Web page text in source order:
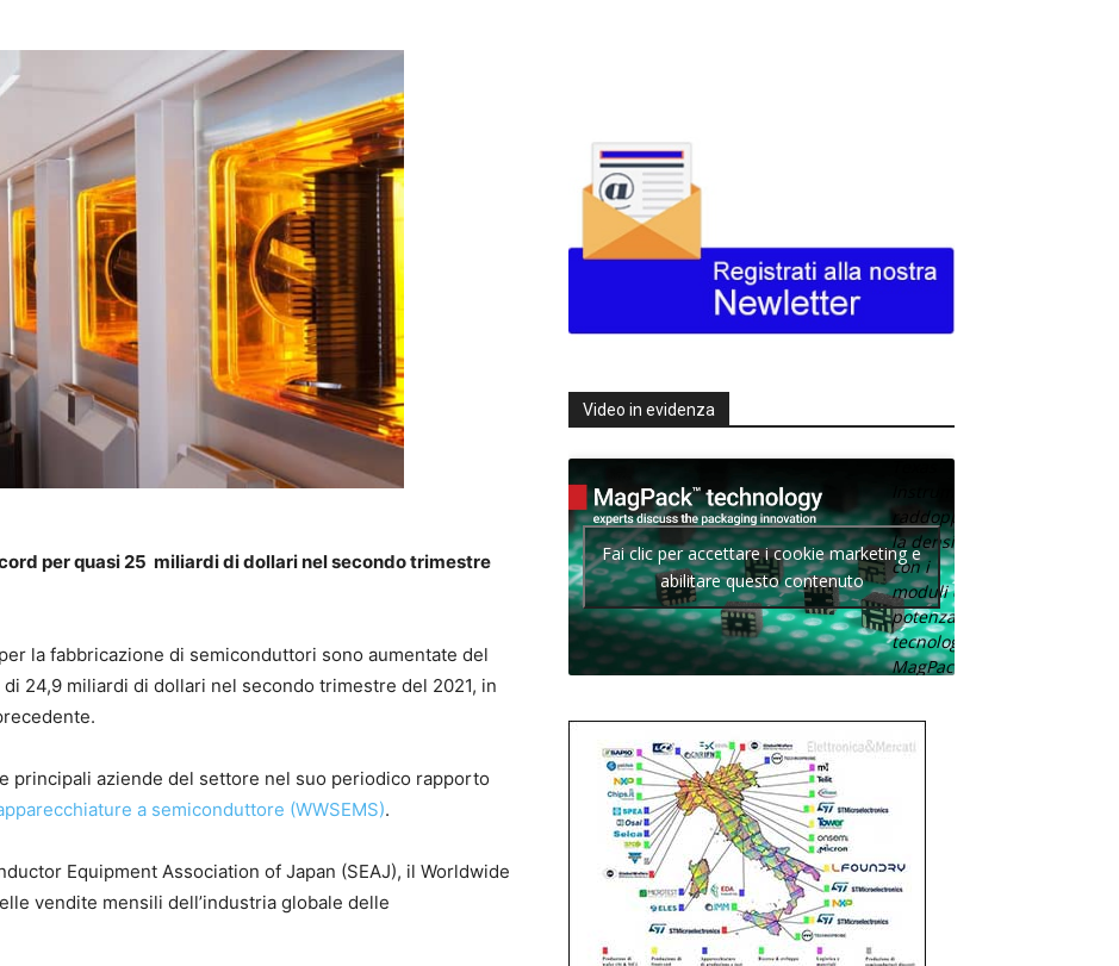
per quasi 25 miliardi di dollari nel secondo trimestre
la fabbricazione di semiconduttori sono aumentate del
24,9 miliardi di dollari nel secondo trimestre del 2021, in
principali aziende del settore nel suo periodico rapporto
a semiconduttore (WWSEMS).
Equipment Association of Japan (SEAJ), il Worldwide
vendite mensili dell’industria globale delle
Video in evidenza
Texas
raddoppia
la densità
con i
moduli di
potenza con
tecnologia
MagPack.
Fai clic per accettare i cookie marketing e
abilitare questo contenuto